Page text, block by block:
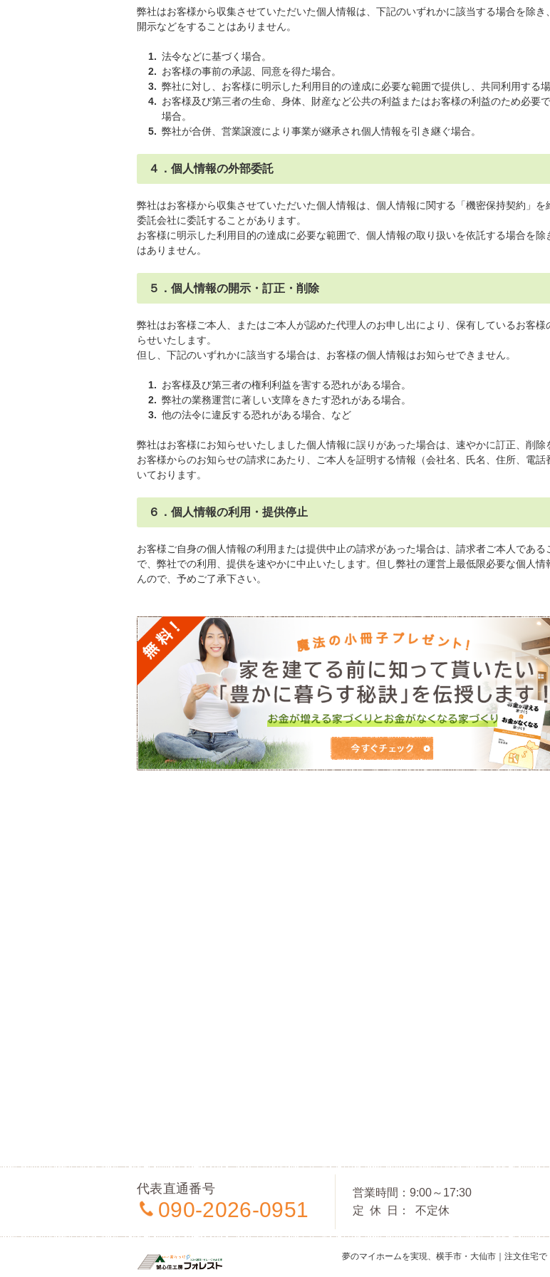
弊社はお客様から収集させていただいた個人情報は、下記のいずれかに該当する場合を除き
開示などをすることはありません。
法令などに基づく場合。
お客様の事前の承認、同意を得た場合。
弊社に対し、お客様に明示した利用目的の達成に必要な範囲で提供し、共同利用する場
お客様及び第三者の生命、身体、財産など公共の利益またはお客様の利益のため必要
場合。
弊社が合併、営業譲渡により事業が継承され個人情報を引き継ぐ場合。
４．個人情報の外部委託
弊社はお客様から収集させていただいた個人情報は、個人情報に関する「機密保持契約」を
委託会社に委託することがあります。
お客様に明示した利用目的の達成に必要な範囲で、個人情報の取り扱いを依託する場合を除
はありません。
５．個人情報の開示・訂正・削除
弊社はお客様ご本人、またはご本人が認めた代理人のお申し出により、保有しているお客様
らせいたします。
但し、下記のいずれかに該当する場合は、お客様の個人情報はお知らせできません。
お客様及び第三者の権利利益を害する恐れがある場合。
弊社の業務運営に著しい支障をきたす恐れがある場合。
他の法令に違反する恐れがある場合、など
弊社はお客様にお知らせいたしました個人情報に誤りがあった場合は、速やかに訂正、削除
お客様からのお知らせの請求にあたり、ご本人を証明する情報（会社名、氏名、住所、電話
いております。
６．個人情報の利用・提供停止
お客様ご自身の個人情報の利用または提供中止の請求があった場合は、請求者ご本人である
で、弊社での利用、提供を速やかに中止いたします。但し弊社の運営上最低限必要な個人情
んので、予めご了承下さい。
代表直通番号
090-2026-0951
営業時間
9:00～17:30
定休日
不定休
夢のマイホームを実現、 横手市・大仙市｜注文住宅